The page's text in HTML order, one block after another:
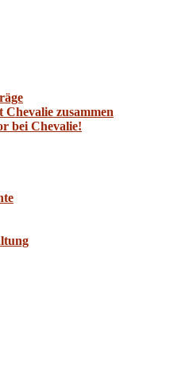
Chevalie zusammen
bei Chevalie!